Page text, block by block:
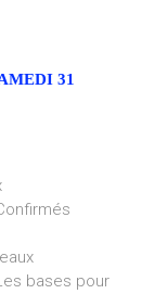
31
bases pour